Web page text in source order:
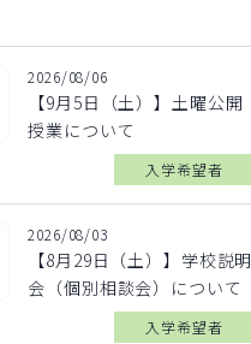
2026/08/06
【9月5日（土）】土曜公開
授業について
入学希望者
2026/08/03
【8月29日（土）】学校説明
会（個別相談会）について
入学希望者